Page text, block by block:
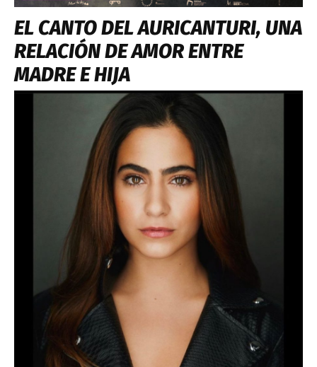
EL CANTO DEL AURICANTURI, UNA
RELACIÓN DE AMOR ENTRE
MADRE E HIJA